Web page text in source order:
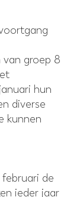
van groep 8
hun
diverse
kunnen
de
ieder jaar